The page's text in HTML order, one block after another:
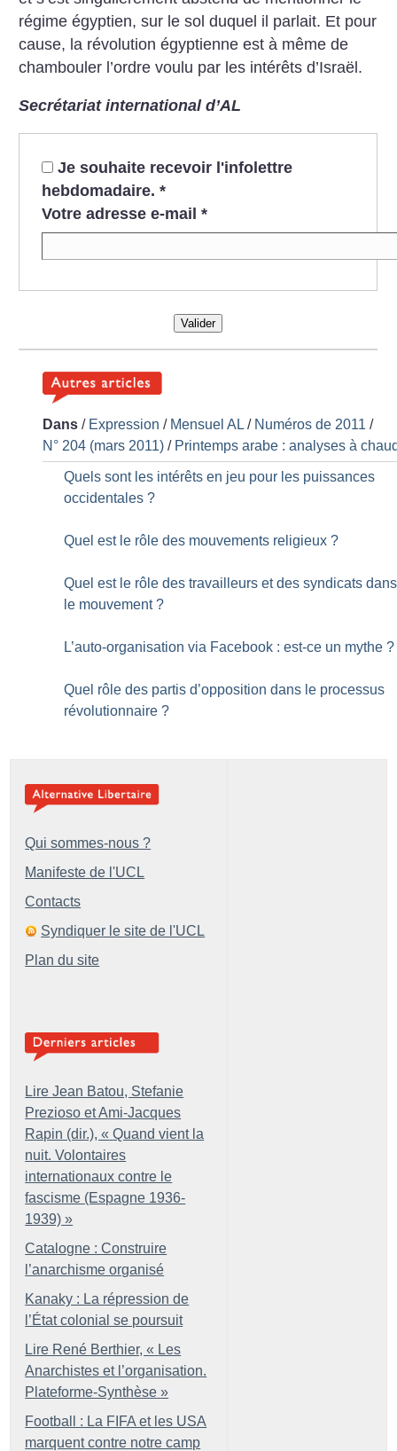
régime égyptien, sur le sol duquel il parlait. Et pour
cause, la révolution égyptienne est à même de
chambouler l’ordre voulu par les intérêts d’Israël.
Secrétariat international d’AL
Je souhaite recevoir l'infolettre
hebdomadaire. *
Votre adresse e-mail *
Valider
Dans / Expression / Mensuel AL / Numéros de 2011 /
N° 204 (mars 2011) / Printemps arabe : analyses à
Quels sont les intérêts en jeu pour les puissances
occidentales ?
Quel est le rôle des mouvements religieux ?
Quel est le rôle des travailleurs et des syndicats dans
le mouvement ?
L’auto-organisation via Facebook : est-ce un mythe ?
Quel rôle des partis d’opposition dans le processus
révolutionnaire ?
Qui sommes-nous ?
Manifeste de l'UCL
Contacts
Syndiquer le site de l'UCL
Plan du site
Lire Jean Batou, Stefanie
Prezioso et Ami-Jacques
Rapin (dir.), « Quand vient la
nuit. Volontaires
internationaux contre le
fascisme (Espagne 1936-
1939) »
Catalogne : Construire
l’anarchisme organisé
Kanaky : La répression de
l’État colonial se poursuit
Lire René Berthier, « Les
Anarchistes et l’organisation.
Plateforme-Synthèse »
Football : La FIFA et les USA
marquent contre notre camp